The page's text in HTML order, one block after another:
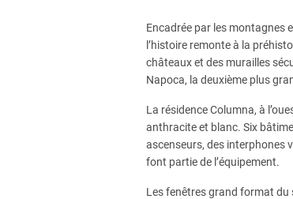
Encadrée par les montagnes
l’histoire remonte à la
châteaux et des murailles
Napoca, la deuxième plus
La résidence Columna, à
anthracite et blanc. Six
ascenseurs, des interphones
font partie de l’équipement.
Les fenêtres grand format du